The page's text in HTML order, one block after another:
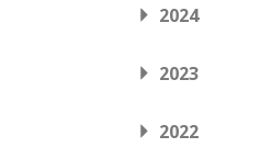
2024
2023
2022